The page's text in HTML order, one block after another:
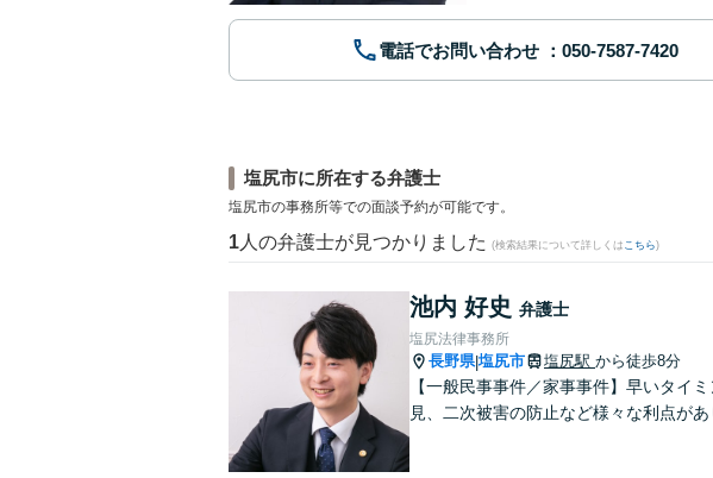
電話でお問い合わせ
塩尻市に所在する弁護士
塩尻市の事務所等での面談予約が可能です。
1 人の弁護士が見つかりました (検索結果について詳しくは こちら)
池内 好史 弁護士
塩尻法律事務所
長野県|塩尻市 塩尻駅 から徒歩8分
【一般民事事件／家事事件】早いタイ
見、二次被害の防止など様々な利点が